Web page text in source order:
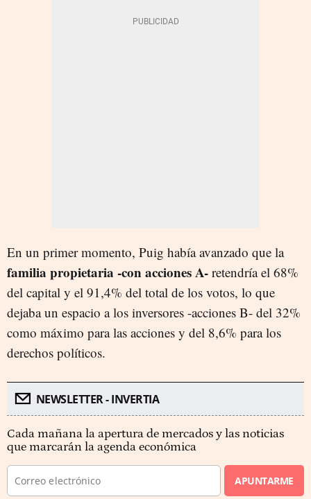
En un primer momento, Puig había avanzado que la
familia propietaria -con acciones A- retendría el 68%
del capital y el 91,4% del total de los votos, lo que
dejaba un espacio a los inversores -acciones B- del 32%
como máximo para las acciones y del 8,6% para los
derechos políticos.
NEWSLETTER - INVERTIA
Cada mañana la apertura de mercados y las noticias
que marcarán la agenda económica
APUNTARME